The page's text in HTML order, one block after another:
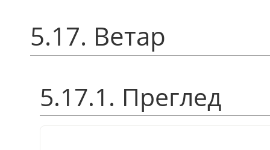
5.17. Ветар
5.17.1. Преглед